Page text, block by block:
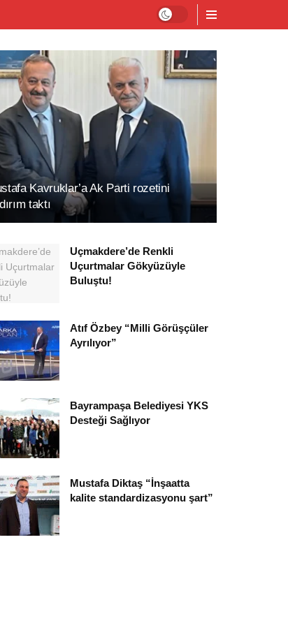
Kavruklar’a Ak Parti rozetini
taktı
Uçmakdere’de Renkli
Uçurtmalar Gökyüzüyle
Buluştu!
Atıf Özbey “Milli Görüşçüler
Ayrılıyor”
Bayrampaşa Belediyesi YKS
Desteği Sağlıyor
Mustafa Diktaş “İnşaatta
kalite standardizasyonu şart”